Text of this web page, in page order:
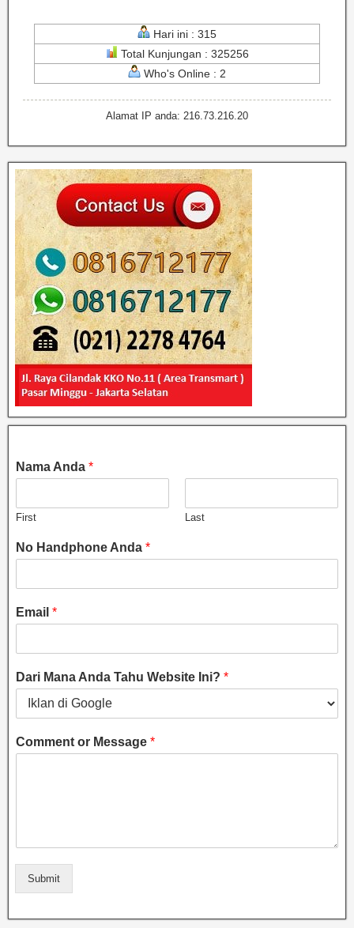
Hari ini : 315
Total Kunjungan : 325256
Who's Online : 2
Alamat IP anda: 216.73.216.20
Nama Anda *
First Last
No Handphone Anda *
Email *
Dari Mana Anda Tahu Website Ini? *
Comment or Message *
Submit